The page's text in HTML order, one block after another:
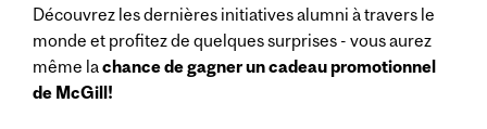
Découvrez les dernières initiatives alumni à travers le
monde et profitez de quelques surprises - vous aurez
même lachance de gagner un cadeau promotionnel
de McGill!